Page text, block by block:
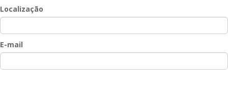
GESInventário
Localização
E-mail